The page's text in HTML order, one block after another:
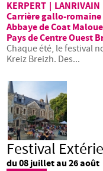
KERPERT LANRIVAIN
Carrière gallo-romaine
Abbaye de Coat
Pays de Centre Ouest
Chaque été, le festival
Kreiz Breizh. Des...
Festival
du 08 juillet au 26 août